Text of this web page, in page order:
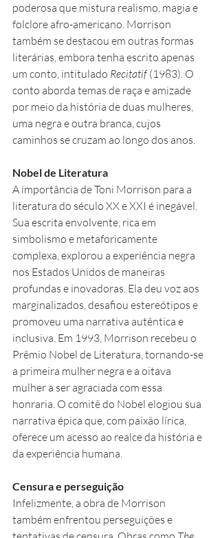
poderosa que mistura realismo, magia e
folclore afro-americano. Morrison
também se destacou em outras formas
literárias, embora tenha escrito apenas
um conto, intitulado Recitatif (1983). O
conto aborda temas de raça e amizade
por meio da história de duas mulheres,
uma negra e outra branca, cujos
caminhos se cruzam ao longo dos anos.
Nobel de Literatura
A importância de Toni Morrison para a
literatura do século XX e XXI é inegável.
Sua escrita envolvente, rica em
simbolismo e metaforicamente
complexa, explorou a experiência negra
nos Estados Unidos de maneiras
profundas e inovadoras. Ela deu voz aos
marginalizados, desafiou estereótipos e
promoveu uma narrativa autêntica e
inclusiva. Em 1993, Morrison recebeu o
Prêmio Nobel de Literatura, tornando-se
a primeira mulher negra e a oitava
mulher a ser agraciada com essa
honraria. O comitê do Nobel elogiou sua
narrativa épica que, com paixão lírica,
oferece um acesso ao realce da história e
da experiência humana.
Censura e perseguição
Infelizmente, a obra de Morrison
também enfrentou perseguições e